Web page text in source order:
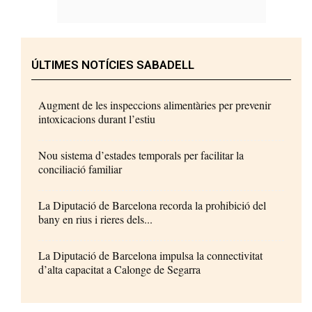
ÚLTIMES NOTÍCIES SABADELL
Augment de les inspeccions alimentàries per prevenir
intoxicacions durant l’estiu
Nou sistema d’estades temporals per facilitar la
conciliació familiar
La Diputació de Barcelona recorda la prohibició del
bany en rius i rieres dels...
La Diputació de Barcelona impulsa la connectivitat
d’alta capacitat a Calonge de Segarra